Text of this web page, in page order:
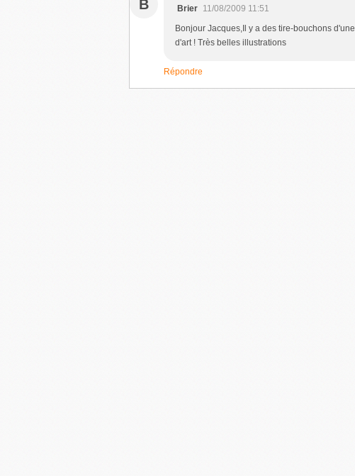
B Brier 11/08/2009 11:51
Bonjour Jacques,Il y a des tire-bouchons
d'art ! Très belles illustrations
Répondre